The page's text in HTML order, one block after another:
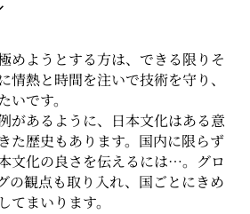
めようとする方は、できる限りそ
情熱と時間を注いで技術を守り、
です。
があるように、日本文化はある意
た歴史もあります。国内に限らず
文化の良さを伝えるには…。グロ
の観点も取り入れ、国ごとにきめ
まいります。